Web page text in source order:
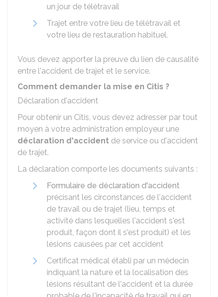
un jour de télétravail
Trajet entre votre lieu de télétravail et
votre lieu de restauration habituel.
Vous devez apporter la preuve du lien de causalité
entre l'accident de trajet et le service.
Comment demander la mise en Citis ?
Déclaration d'accident
Pour obtenir un Citis, vous devez adresser par tout
moyen à votre administration employeur une
déclaration d'accident de service ou d'accident
de trajet.
La déclaration comporte les documents suivants :
Formulaire de déclaration d'accident
précisant les circonstances de l'accident
de travail ou de trajet (lieu, temps et
activité dans lesquelles l'accident s'est
produit, façon dont il s'est produit) et les
lésions causées par cet accident
Certificat médical établi par un médecin
indiquant la nature et la localisation des
lésions résultant de l'accident et la durée